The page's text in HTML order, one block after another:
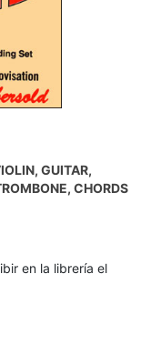
GUITAR,
CHORDS
en la librería el